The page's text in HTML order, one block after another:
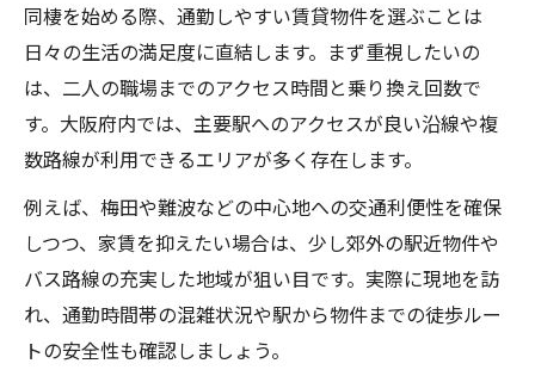
同棲を始める際、通勤しやすい賃貸物件を選ぶことは
日々の生活の満足度に直結します。まず重視したいの
は、二人の職場までのアクセス時間と乗り換え回数で
す。大阪府内では、主要駅へのアクセスが良い沿線や複
数路線が利用できるエリアが多く存在します。
例えば、梅田や難波などの中心地への交通利便性を確保
しつつ、家賃を抑えたい場合は、少し郊外の駅近物件や
バス路線の充実した地域が狙い目です。実際に現地を訪
れ、通勤時間帯の混雑状況や駅から物件までの徒歩ルー
トの安全性も確認しましょう。